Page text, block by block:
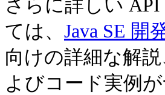
さらに詳しい
ては、 Java SE 開
向けの詳細な解
よびコード実例